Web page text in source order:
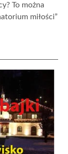
To można
miłości”